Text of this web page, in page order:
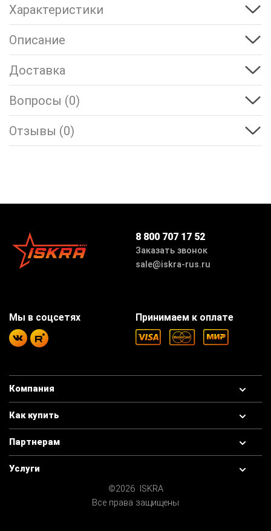
Характеристики
Описание
Доставка
Вопросы (0)
Отзывы (0)
8 800 707 17 52
Заказать звонок
sale@iskra-rus.ru
Компания
Как купить
Партнерам
Услуги
©2026 ISKRA
Все права защищены
Принимаем к оплате
Мы в соцсетях